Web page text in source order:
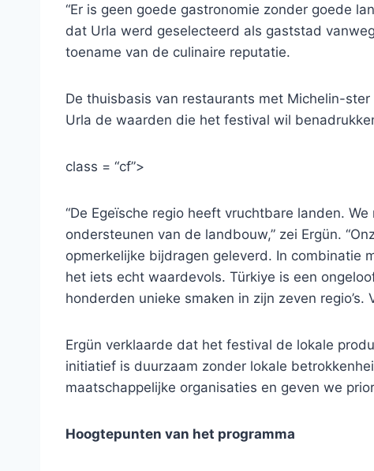
“Er is geen goede gastronomie zonder goede
dat Urla werd geselecteerd als gaststad
toename van de culinaire reputatie.
De thuisbasis van restaurants met Michelin-
Urla de waarden die het festival wil
class = “cf”>
“De Egeïsche regio heeft vruchtbare landen.
ondersteunen van de landbouw,” zei Ergün.
opmerkelijke bijdragen geleverd. In combinatie
het iets echt waardevols. Türkiye is een
honderden unieke smaken in zijn zeven
Ergün verklaarde dat het festival de lokale
initiatief is duurzaam zonder lokale
maatschappelijke organisaties en geven we
Hoogtepunten van het programma